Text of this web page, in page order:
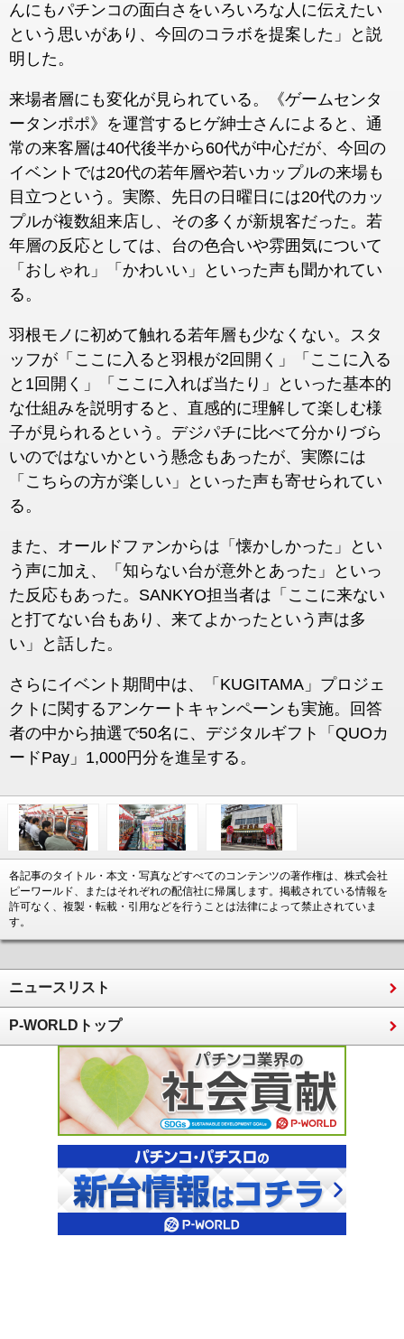
んにもパチンコの面白さをいろいろな人に伝えたい
という思いがあり、今回のコラボを提案した」と説
明した。
来場者層にも変化が見られている。《ゲームセンタ
ータンポポ》を運営するヒゲ紳士さんによると、通
常の来客層は40代後半から60代が中心だが、今回の
イベントでは20代の若年層や若いカップルの来場も
目立つという。実際、先日の日曜日には20代のカッ
プルが複数組来店し、その多くが新規客だった。若
年層の反応としては、台の色合いや雰囲気について
「おしゃれ」「かわいい」といった声も聞かれてい
る。
羽根モノに初めて触れる若年層も少なくない。スタ
ッフが「ここに入ると羽根が2回開く」「ここに入る
と1回開く」「ここに入れば当たり」といった基本的
な仕組みを説明すると、直感的に理解して楽しむ様
子が見られるという。デジパチに比べて分かりづら
いのではないかという懸念もあったが、実際には
「こちらの方が楽しい」といった声も寄せられてい
る。
また、オールドファンからは「懐かしかった」とい
う声に加え、「知らない台が意外とあった」といっ
た反応もあった。SANKYO担当者は「ここに来ない
と打てない台もあり、来てよかったという声は多
い」と話した。
さらにイベント期間中は、「KUGITAMA」プロジェ
クトに関するアンケートキャンペーンも実施。回答
者の中から抽選で50名に、デジタルギフト「QUOカ
ードPay」1,000円分を進呈する。
各記事のタイトル・本文・写真などすべてのコンテンツの著作権は、株式会社
ピーワールド、またはそれぞれの配信社に帰属します。掲載されている情報を
許可なく、複製・転載・引用などを行うことは法律によって禁止されていま
す。
ニュースリスト
P-WORLDトップ